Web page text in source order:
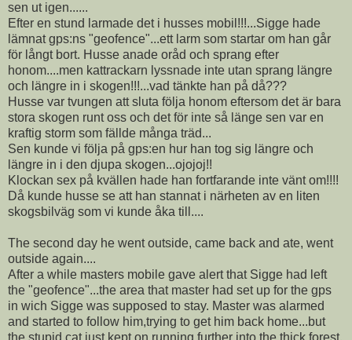
sen ut igen......
Efter en stund larmade det i husses mobil!!!...Sigge hade
lämnat gps:ns "geofence"...ett larm som startar om han går
för långt bort. Husse anade oråd och sprang efter
honom....men kattrackarn lyssnade inte utan sprang längre
och längre in i skogen!!!...vad tänkte han på då???
Husse var tvungen att sluta följa honom eftersom det är bara
stora skogen runt oss och det för inte så länge sen var en
kraftig storm som fällde många träd...
Sen kunde vi följa på gps:en hur han tog sig längre och
längre in i den djupa skogen...ojojoj!!
Klockan sex på kvällen hade han fortfarande inte vänt om!!!!
Då kunde husse se att han stannat i närheten av en liten
skogsbilväg som vi kunde åka till....
The second day he went outside, came back and ate, went
outside again....
After a while masters mobile gave alert that Sigge had left
the "geofence"...the area that master had set up for the gps
in wich Sigge was supposed to stay. Master was alarmed
and started to follow him,trying to get him back home...but